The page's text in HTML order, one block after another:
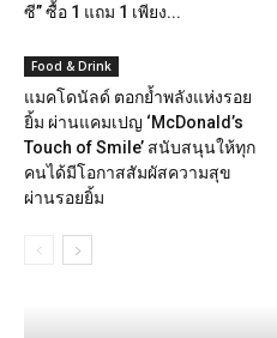
ซี” ซื้อ 1 แถม 1 เพียง...
Food & Drink
แมคโดนัลด์ ตอกย้ำพลังแห่งรอย
ยิ้ม ผ่านแคมเปญ ‘McDonald’s
Touch of Smile’ สนับสนุนให้ทุก
คนได้มีโอกาสสัมผัสความสุข
ผ่านรอยยิ้ม